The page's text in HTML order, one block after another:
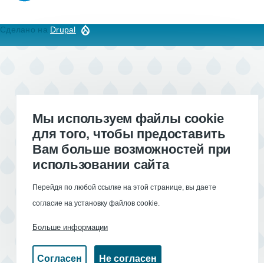
Сделано на Drupal
Мы используем файлы cookie
для того, чтобы предоставить
Вам больше возможностей при
использовании сайта
Перейдя по любой ссылке на этой странице, вы даете
согласие на установку файлов cookie.
Больше информации
Согласен Не согласен